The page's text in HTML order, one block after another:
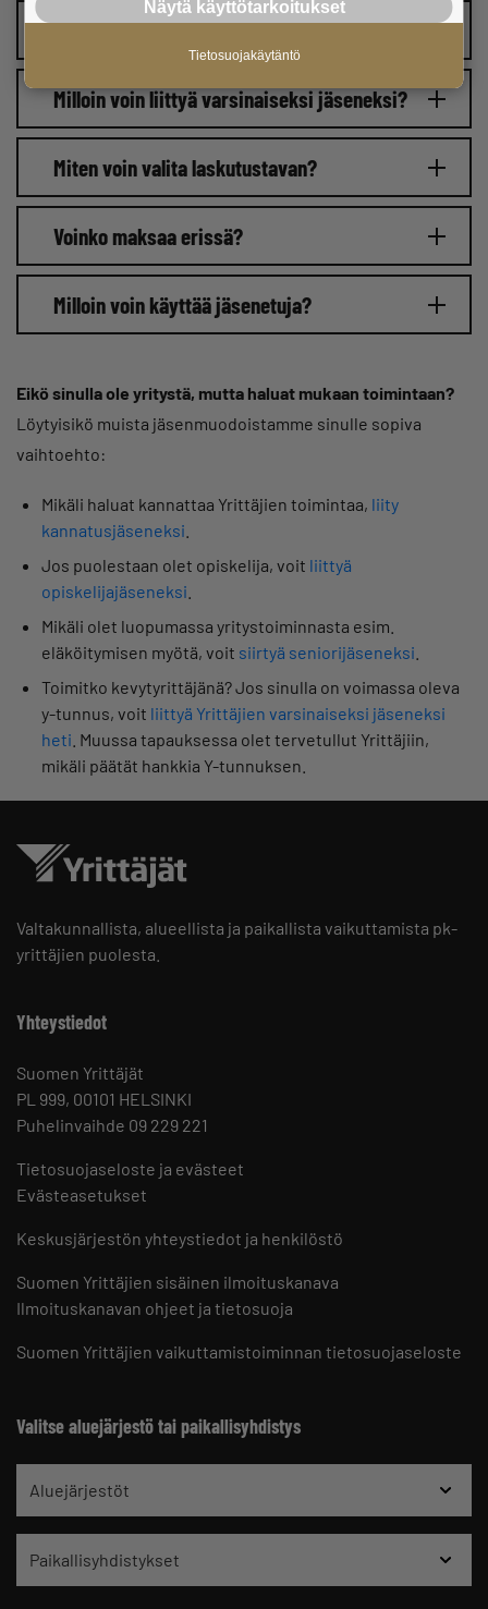
Kuinka pitkään jäsenyys on voimassa?
Milloin voin liittyä varsinaiseksi jäseneksi?
Miten voin valita laskutustavan?
Voinko maksaa erissä?
Milloin voin käyttää jäsenetuja?
Eikö sinulla ole yritystä, mutta haluat mukaan toimintaan?
Löytyisikö muista jäsenmuodoistamme sinulle sopiva
vaihtoehto:
Mikäli haluat kannattaa Yrittäjien toimintaa, liity
kannatusjäseneksi
Jos puolestaan olet opiskelija, voit liittyä
opiskelijajäseneksi
Mikäli olet luopumassa yritystoiminnasta esim.
eläköitymisen myötä, voit siirtyä seniorijäseneksi
Toimitko kevytyrittäjänä? Jos sinulla on voimassa oleva
y-tunnus, voit liittyä Yrittäjien varsinaiseksi jäseneksi
heti . Muussa tapauksessa olet tervetullut Yrittäjiin,
mikäli päätät hankkia Y-tunnuksen.
Valtakunnallista, alueellista ja paikallista vaikuttamista pk-
yrittäjien puolesta.
Yhteystiedot
Suomen Yrittäjät
PL 999, 00101 HELSINKI
Puhelinvaihde 09 229 221
Tietosuojaseloste ja evästeet
Evästeasetukset
Keskusjärjestön yhteystiedot ja henkilöstö
Suomen Yrittäjien sisäinen ilmoituskanava
Ilmoituskanavan ohjeet ja tietosuoja
Suomen Yrittäjien vaikuttamistoiminnan tietosuojaseloste
Valitse aluejärjestö tai paikallisyhdistys
Aluejärjestöt
Paikallisyhdistykset
Näytä käyttötarkoitukset
Tietosuojakäytäntö